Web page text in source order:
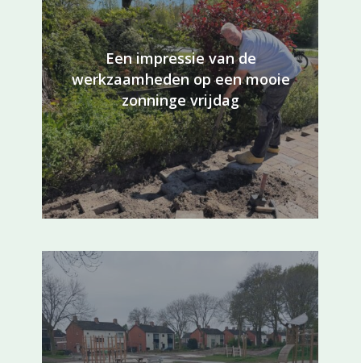
Een impressie van de
werkzaamheden op een mooie
zonninge vrijdag